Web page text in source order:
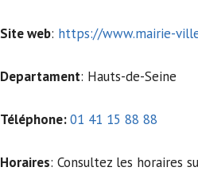
Site web: https://www.mairie-
Departament: Hauts-de-Seine
Téléphone:01 41 15 88 88
Horaires: Consultez les horaires